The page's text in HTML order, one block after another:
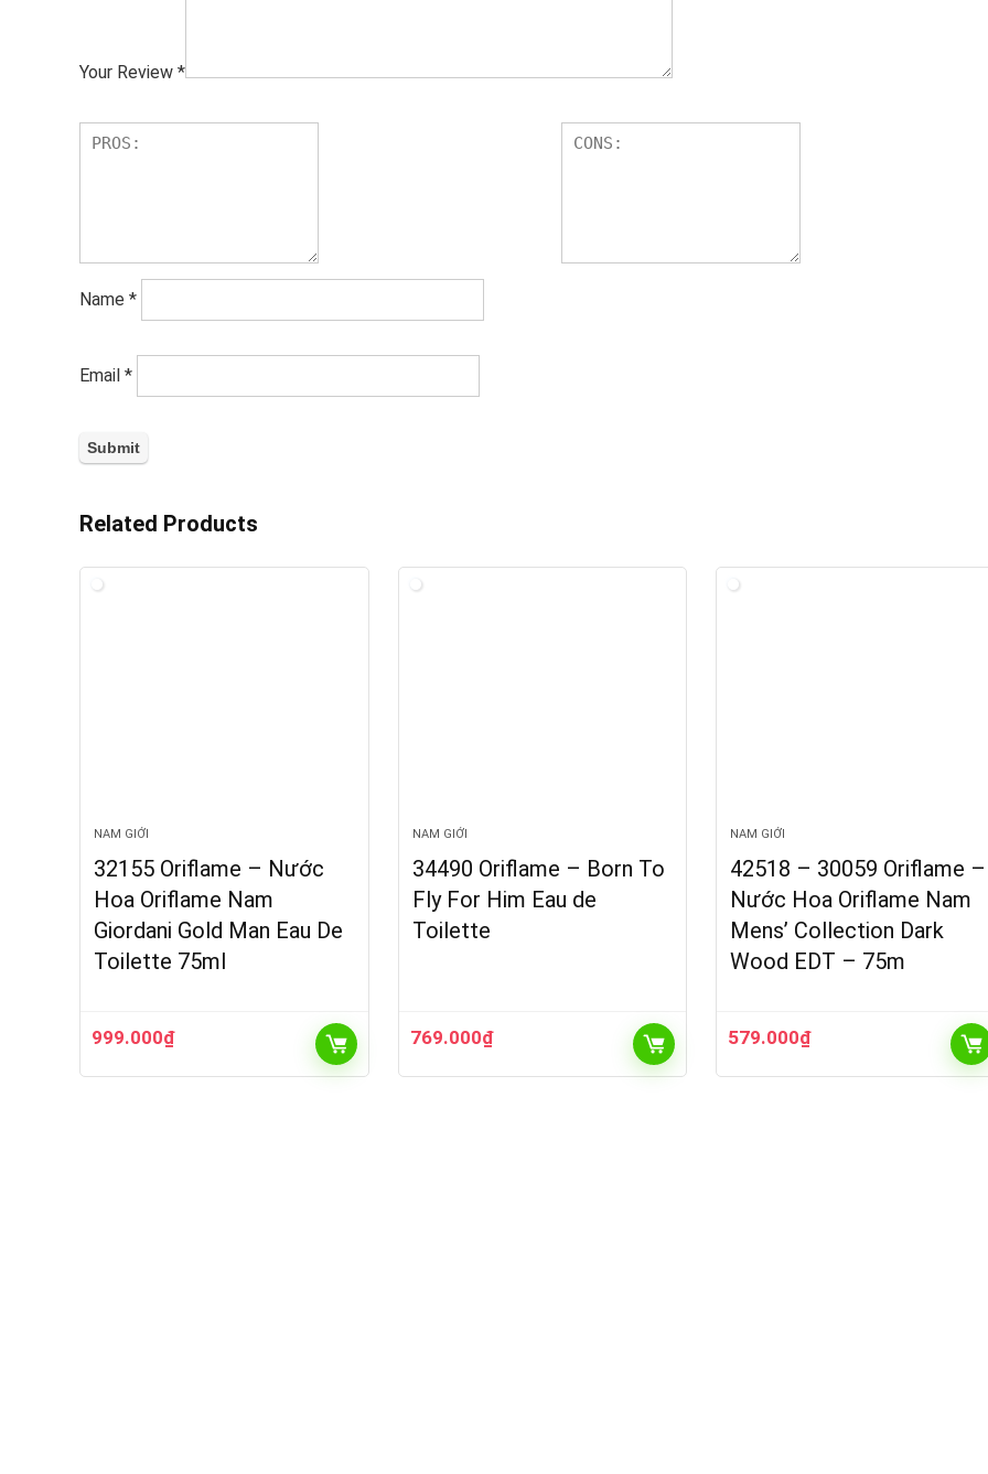
Your Review *
Name *
Email *
Related Products
NAM GIỚI
32155 Oriflame – Nước
Hoa Oriflame Nam
Giordani Gold Man Eau De
Toilette 75ml
999.000₫
NAM GIỚI
34490 Oriflame – Born To
Fly For Him Eau de
Toilette
769.000₫
NAM GIỚI
42518 – 30059 Oriflame –
Nước Hoa Oriflame Nam
Mens’ Collection Dark
Wood EDT – 75m
579.000₫